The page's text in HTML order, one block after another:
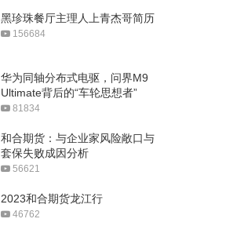
黑珍珠餐厅主理人上青杰哥简历
156684
华为同轴分布式电驱，问界M9
Ultimate背后的“车轮思想者”
81834
和合期货：与企业家风险敞口与
套保失败成因分析
56621
2023和合期货龙江行
46762